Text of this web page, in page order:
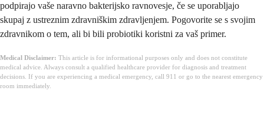
podpirajo vaše naravno bakterijsko ravnovesje, če se uporabljajo
skupaj z ustreznim zdravniškim zdravljenjem. Pogovorite se s svojim
zdravnikom o tem, ali bi bili probiotiki koristni za vaš primer.
Medical Disclaimer: This article is for informational purposes only and does not constitute
medical advice. Always consult a qualified healthcare provider for diagnosis and treatment
decisions. If you are experiencing a medical emergency, call 911 or go to the nearest emergency
room immediately.